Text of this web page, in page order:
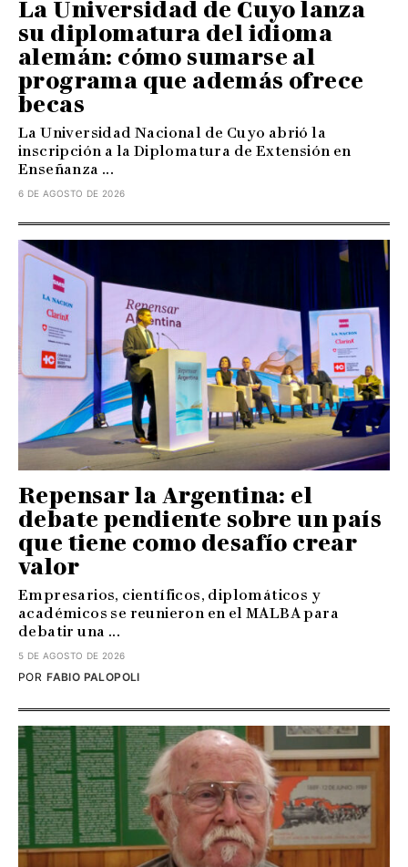
La Universidad de Cuyo lanza
su diplomatura del idioma
alemán: cómo sumarse al
programa que además ofrece
becas
La Universidad Nacional de Cuyo abrió la
inscripción a la Diplomatura de Extensión en
Enseñanza ...
6 DE AGOSTO DE 2026
Repensar la Argentina: el
debate pendiente sobre un país
que tiene como desafío crear
valor
Empresarios, científicos, diplomáticos y
académicos se reunieron en el MALBA para
debatir una ...
5 DE AGOSTO DE 2026
FABIO PALOPOLI
POR